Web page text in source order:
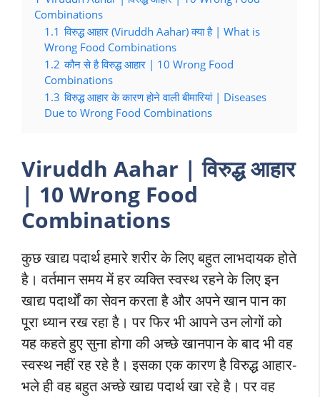
Combinations
1.1 विरुद्ध आहार (Viruddh Aahar) क्या है | What is
Wrong Food Combinations
1.2 कौन से है विरुद्ध आहार | 10 Wrong Food
Combinations
1.3 विरुद्ध आहार के कारण होने वाली बीमारियां | Diseases
Due to Wrong Food Combinations
Viruddh Aahar | विरुद्ध आहार
| 10 Wrong Food
Combinations
कुछ खाद्य पदार्थ हमारे शरीर के लिए बहुत लाभदायक होते
है। वर्तमान समय में हर व्यक्ति स्वस्थ रहने के लिए इन
खाद्य पदार्थों का सेवन करता है और अपने खान पान का
पूरा ध्यान रख रहा है। पर फिर भी आपने उन लोगों को
यह कहते हुए सुना होगा की अच्छे खानपान के बाद भी वह
स्वस्थ नहीं रह रहे है। इसका एक कारण है विरुद्ध आहार-
भले ही वह बहुत अच्छे खाद्य पदार्थ खा रहे है। पर वह